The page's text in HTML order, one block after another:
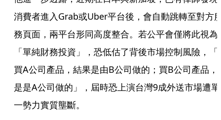
消費者進入Grab或Uber平台後，會自動跳轉至對方
務頁面，兩平台形同高度整合。若公平會僅將此視為
「單純財務投資」，恐低估了背後市場控制風險，「
買A公司產品，結果是由B公司做的；買B公司產品，
是是A公司做的」，屆時恐上演台灣9成外送市場遭單
一勢力實質壟斷。